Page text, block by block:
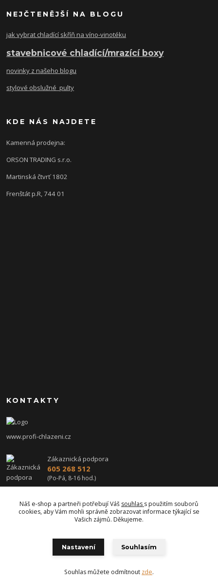
NEJČTENĚJŠÍ NA BLOGU
jak vybrat chladící skříň na víno-vinotéku
stavebnicové chladící/mrazící boxy
novinky z našeho blogu
stylové obslužné pulty
KDE NÁS NAJDETE
Kamenná prodejna:
ORSON TRADING s.r.o.
Martinská čtvrť 1802
Frenštát p.R, 744 01
KONTAKTY
www.profi-chlazeni.cz
Zákaznická podpora
605 268 512
(Po-Pá, 8-16 hod.)
Náš e-shop a partneři potřebují Váš souhlas s použitím souborů
cookies, aby Vám mohli správně zobrazovat informace týkající se
Vašich zájmů. Děkujeme.
Nastavení Souhlasím
Souhlas můžete odmítnout zde.